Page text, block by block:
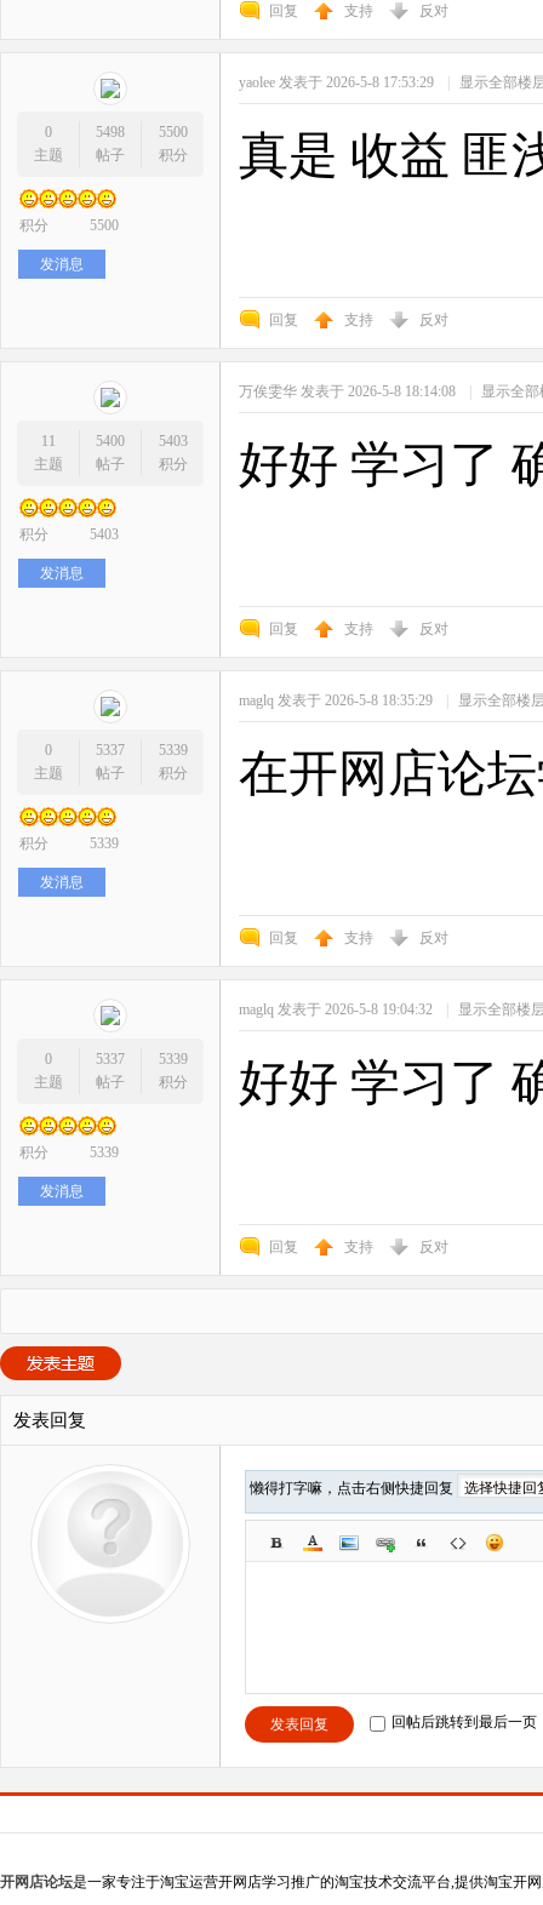
回复 支持 反对
0
主题
5498
帖子
5500
积分
积分 5500
发消息
yaolee 发表于 2026-5-8 17:53:29 | 显示全部楼
真是 收益 匪
回复 支持 反对
11
主题
5400
帖子
5403
积分
积分 5403
发消息
万俟雯华 发表于 2026-5-8 18:14:08 | 显示全部
好好 学习了
回复 支持 反对
0
主题
5337
帖子
5339
积分
积分 5339
发消息
maglq 发表于 2026-5-8 18:35:29 | 显示全部楼
在开网店论
回复 支持 反对
0
主题
5337
帖子
5339
积分
积分 5339
发消息
maglq 发表于 2026-5-8 19:04:32 | 显示全部楼
好好 学习了
回复 支持 反对
发表回复
懒得打字嘛，点击右侧快捷回复
发表回复 回帖后跳转到最后一页
开网店论坛是一家专注于淘宝运营开网店学习推广的淘宝技术交流平台,提供淘宝开